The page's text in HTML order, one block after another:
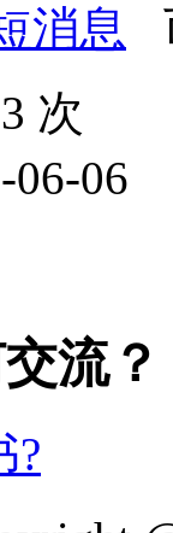
消息
次
06-06
流？
?